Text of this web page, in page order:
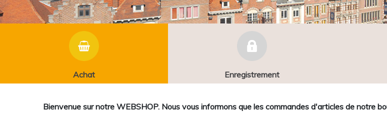
Achat Enregistrement
Bienvenue sur notre WEBSHOP. Nous vous informons que les commandes d'articles de notre